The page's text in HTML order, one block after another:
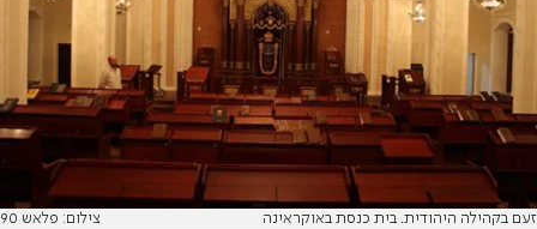
זעם בקהילה היהודית. בית כנסת באוקראינה צילום: פלאש 90